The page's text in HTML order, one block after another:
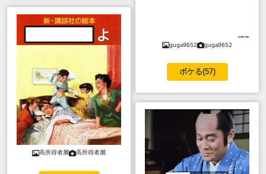
高所得者層 高所得者層
guga9652 guga9652
ボケる(57)